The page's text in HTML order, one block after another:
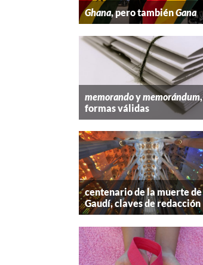
Ghana, pero tambiénGana
memorandoymemorándum,
formas válidas
centenario de la muerte de
Gaudí, claves de redacción